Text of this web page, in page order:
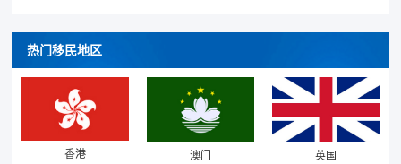
热门移民地区
香港 澳门 英国